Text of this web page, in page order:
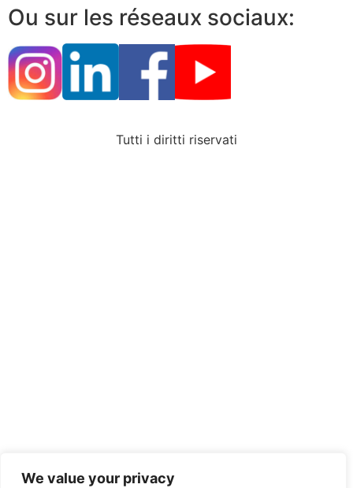
We value your privacy
Ou sur les réseaux sociaux:
Tutti i diritti riservati